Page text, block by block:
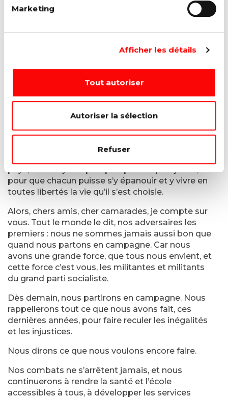
Marketing
Afficher les détails
Tout autoriser
Autoriser la sélection
Refuser
compter chaque euro, jour après jour. Nous
Et nous voulons les mener.
Aujourd’hui, comme hier, nous, les socialistes,
Aujourd’hui, comme hier, si les citoyens nous
réitèrent leur confiance, nous ne les décevrons
pas.
Nous relèverons nos manches, nous donnerons le
pour que chacun puisse s’y épanouir et y vivre en
toutes libertés la vie qu’il s’est choisie.
Alors, chers amis, cher camarades, je compte sur
vous. Tout le monde le dit, nos adversaires les
premiers : nous ne sommes jamais aussi bon que
quand nous partons en campagne. Car nous
avons une grande force, que tous nous envient, et
cette force c’est vous, les militantes et militants
du grand parti socialiste.
Dès demain, nous partirons en campagne. Nous
rappellerons tout ce que nous avons fait, ces
dernières années, pour faire reculer les inégalités
et les injustices.
Nous dirons ce que nous voulons encore faire.
Nos combats ne s’arrêtent jamais, et nous
continuerons à rendre la santé et l’école
accessibles à tous, à développer les services